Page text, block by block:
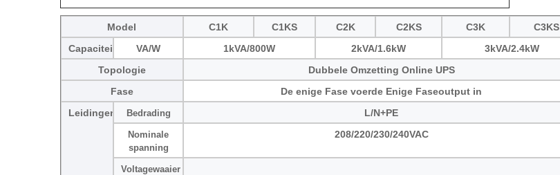
Model C1K C1KS C2K C2KS C3K
C3KS
Capaciteit
VA/W 1kVA/800W 2kVA/1.6kW
3kVA/2.4kW
Topologie
Dubbele Omzetting Online UPS
Fase
De enige Fase voerde Enige Faseoutput in
LeidingeninputBedrading L/N+PE
Nominale
spanning
208/220/230/240VAC
Voltagewaaier